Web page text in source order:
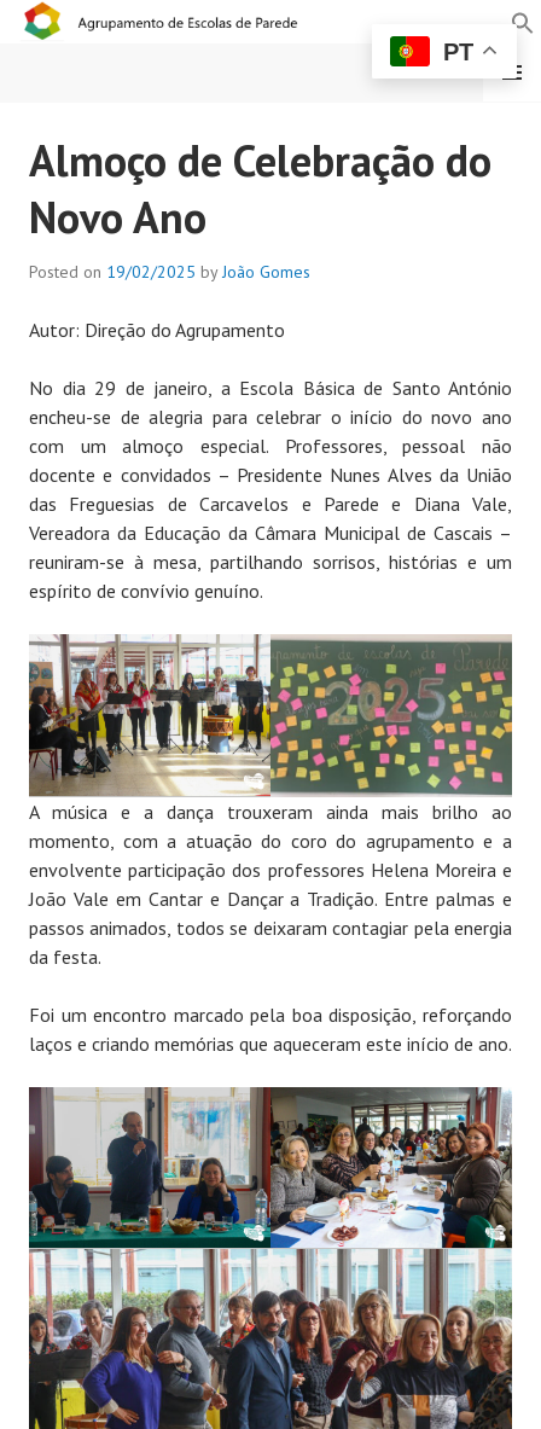
AGRUPAMENTO DE
ESCOLAS DE PAREDE
MENU
Almoço de Celebração do
Novo Ano
Posted on 19/02/2025 byJoão Gomes
Autor: Direção do Agrupamento
No dia 29 de janeiro, a Escola Básica de Santo António
encheu-se de alegria para celebrar o início do novo ano
com um almoço especial. Professores, pessoal não
docente e convidados – Presidente Nunes Alves da União
das Freguesias de Carcavelos e Parede e Diana Vale,
Vereadora da Educação da Câmara Municipal de Cascais –
reuniram-se à mesa, partilhando sorrisos, histórias e um
espírito de convívio genuíno.
A música e a dança trouxeram ainda mais brilho ao
momento, com a atuação do coro do agrupamento e a
envolvente participação dos professores Helena Moreira e
João Vale em Cantar e Dançar a Tradição. Entre palmas e
passos animados, todos se deixaram contagiar pela energia
da festa.
Foi um encontro marcado pela boa disposição, reforçando
laços e criando memórias que aqueceram este início de ano.
PT